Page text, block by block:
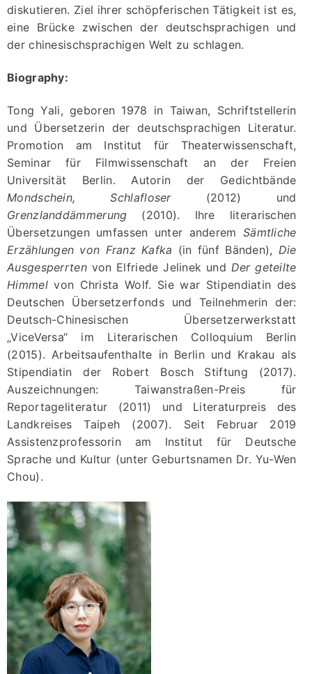
diskutieren. Ziel ihrer schöpferischen Tätigkeit ist es,
eine Brücke zwischen der deutschsprachigen und
der chinesischsprachigen Welt zu schlagen.
Biography:
Tong Yali, geboren 1978 in Taiwan, Schriftstellerin
und Übersetzerin der deutschsprachigen Literatur.
Promotion am Institut für Theaterwissenschaft,
Seminar für Filmwissenschaft an der Freien
Universität Berlin. Autorin der Gedichtbände
Mondschein, Schlafloser(2012) und
Grenzlanddämmerung (2010). Ihre literarischen
Übersetzungen umfassen unter anderem Sämtliche
Erzählungen von Franz Kafka (in fünf Bänden), Die
Ausgesperrtenvon Elfriede Jelinek und Der geteilte
Himmelvon Christa Wolf. Sie war Stipendiatin des
Deutschen Übersetzerfonds und Teilnehmerin der:
Deutsch-Chinesischen Übersetzerwerkstatt
„ViceVersa“ im Literarischen Colloquium Berlin
(2015). Arbeitsaufenthalte in Berlin und Krakau als
Stipendiatin der Robert Bosch Stiftung (2017).
Auszeichnungen: Taiwanstraßen-Preis für
Reportageliteratur (2011) und Literaturpreis des
Landkreises Taipeh (2007). Seit Februar 2019
Assistenzprofessorin am Institut für Deutsche
Sprache und Kultur (unter Geburtsnamen Dr. Yu-Wen
Chou).